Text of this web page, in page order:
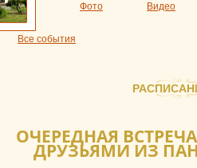
Фото Видео
Все события
ОЧЕРЕДНАЯ
ДРУЗЬЯМИ ИЗ